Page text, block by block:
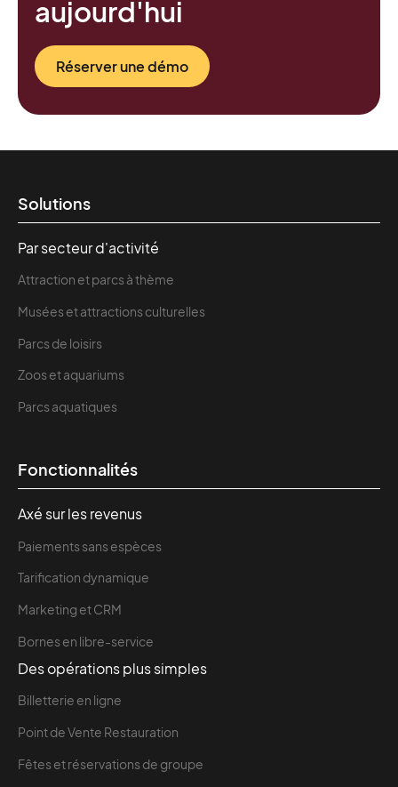
terrain.
aujourd'hui
Réserver une démo
Solutions
Par secteur d'activité
Attraction et parcs à thème
Musées et attractions culturelles
Parcs de loisirs
Zoos et aquariums
Parcs aquatiques
Fonctionnalités
Axé sur les revenus
Paiements sans espèces
Tarification dynamique
Marketing et CRM
Bornes en libre-service
Des opérations plus simples
Billetterie en ligne
Point de Vente Restauration
Fêtes et réservations de groupe